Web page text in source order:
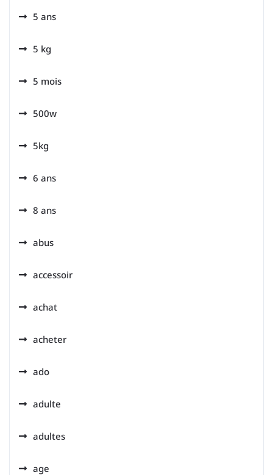
5 ans
5 kg
5 mois
500w
5kg
6 ans
8 ans
abus
accessoir
achat
acheter
ado
adulte
adultes
age